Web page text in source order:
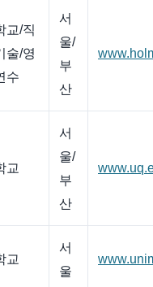
교/직
술/영
수
서
울/
부
산
교
서
울/
부
산
교
서
울